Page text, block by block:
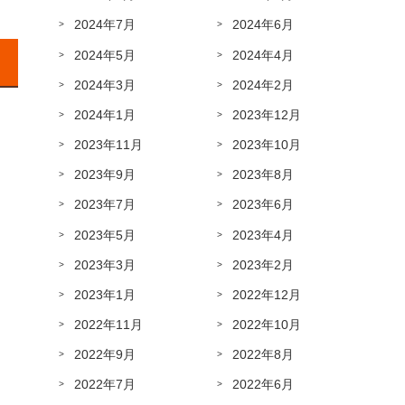
2024年7月 2024年6月
2024年5月 2024年4月
2024年3月 2024年2月
2024年1月 2023年12月
2023年11月 2023年10月
2023年9月 2023年8月
2023年7月 2023年6月
2023年5月 2023年4月
2023年3月 2023年2月
2023年1月 2022年12月
2022年11月 2022年10月
2022年9月 2022年8月
2022年7月 2022年6月